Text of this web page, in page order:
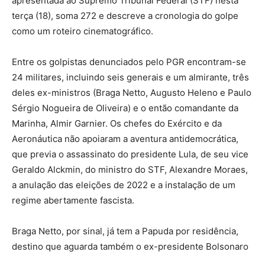
terça (18), soma 272 e descreve a cronologia do golpe
como um roteiro cinematográfico.
Entre os golpistas denunciados pelo PGR encontram-se
24 militares, incluindo seis generais e um almirante, três
deles ex-ministros (Braga Netto, Augusto Heleno e Paulo
Sérgio Nogueira de Oliveira) e o então comandante da
Marinha, Almir Garnier. Os chefes do Exército e da
Aeronáutica não apoiaram a aventura antidemocrática,
que previa o assassinato do presidente Lula, de seu vice
Geraldo Alckmin, do ministro do STF, Alexandre Moraes,
a anulação das eleições de 2022 e a instalação de um
regime abertamente fascista.
Braga Netto, por sinal, já tem a Papuda por residência,
destino que aguarda também o ex-presidente Bolsonaro